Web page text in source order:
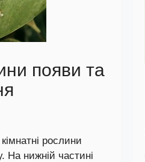
появи та
рослини
На нижній частині